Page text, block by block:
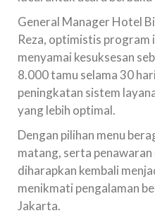
General Manager Hotel
Reza, optimistis program
menyamai kesuksesan
8.000 tamu selama 30
peningkatan sistem
yang lebih optimal.
Dengan pilihan menu
matang, serta
diharapkan kembali
menikmati pengalaman
Jakarta.